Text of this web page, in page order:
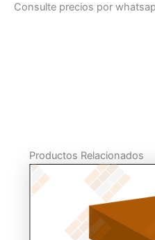
Consulte precios por
Productos Relacionados